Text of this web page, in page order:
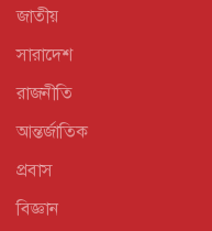
জাতীয়
সারাদেশ
রাজনীতি
আন্তর্জাতিক
প্রবাস
বিজ্ঞান